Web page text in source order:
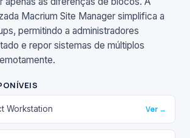
Macrium Site Manager simplifica a
permitindo a administradores
e repor sistemas de múltiplos
Workstation Ver →